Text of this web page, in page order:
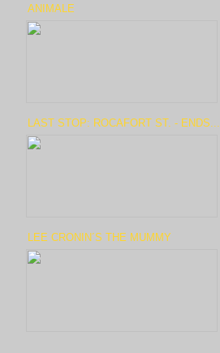
ANIMALE
LAST STOP: ROCAFORT ST. - ENDS...
LEE CRONIN´S THE MUMMY